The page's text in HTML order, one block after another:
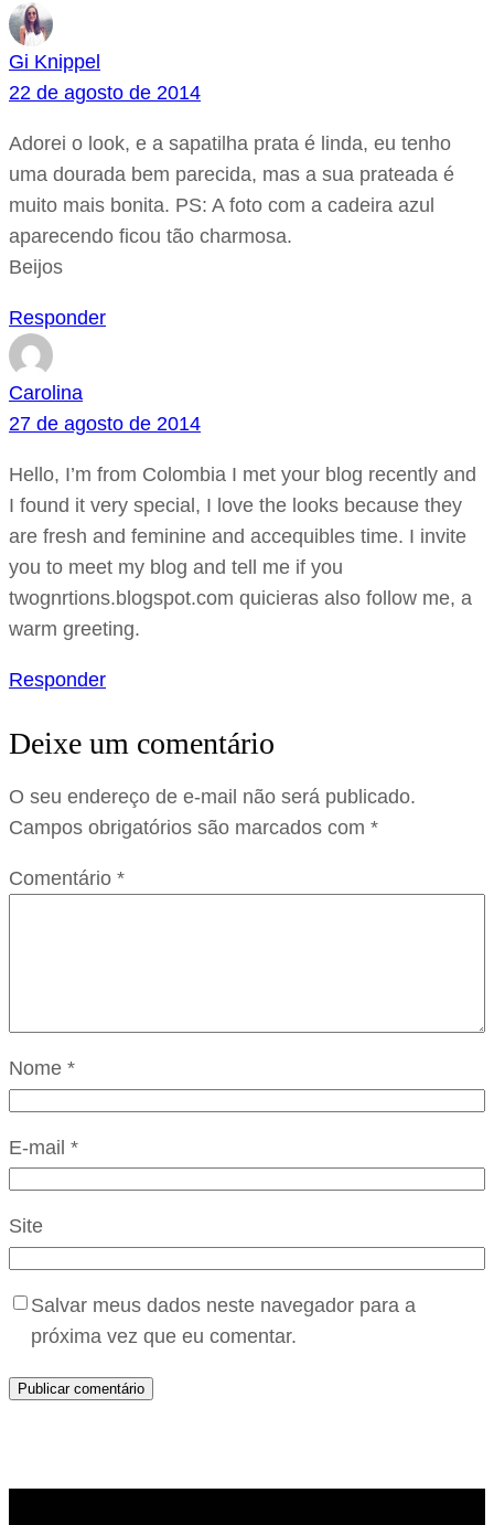
Gi Knippel
22 de agosto de 2014
Adorei o look, e a sapatilha prata é linda, eu tenho
uma dourada bem parecida, mas a sua prateada é
muito mais bonita. PS: A foto com a cadeira azul
aparecendo ficou tão charmosa.
Beijos
Responder
Carolina
27 de agosto de 2014
Hello, I’m from Colombia I met your blog recently and
I found it very special, I love the looks because they
are fresh and feminine and accequibles time. I invite
you to meet my blog and tell me if you
twognrtions.blogspot.com quicieras also follow me, a
warm greeting.
Responder
Deixe um comentário
O seu endereço de e-mail não será publicado.
Campos obrigatórios são marcados com *
Comentário *
Nome *
E-mail *
Site
Salvar meus dados neste navegador para a
próxima vez que eu comentar.